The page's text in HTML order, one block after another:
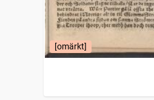
[omärkt]